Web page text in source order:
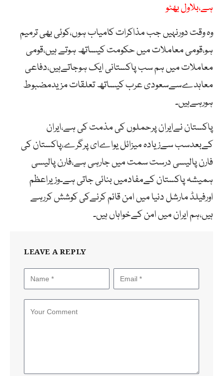
ہے،بلاول بھٹو
وہ وقت دورنہیں جب مذاکرات کامیاب ہوں،کوئی بھی ترمیم
ہو،قومی معاملات میں حکومت کیساتھ ہوتے ہیں،قومی
معاملات میں ہم سب پاکستانی ایک ہوجاتےہیں،دفاعی
معاہدےسےسعودی عرب کیساتھ تعلقات مزیدمضبوط
ہورہےہیں۔
پاکستان نےایران پرحملوں کی مذمت کی ہے،ایران
کےبعدسب سےزیادہ میزائل یواےای پرگرے،پاکستان کی
فارن پالیسی درست سمت میں جارہی ہے،فارن پالیسی
ہمیشہ پاکستان کےمفادمیں بنائی جاتی ہے۔وزیراعظم
اورفیلڈ مارشل دنیا میں امن قائم کرنےکی کوشش کررہے
ہیں،ہم ایران میں امن کےخواہاں ہیں۔
LEAVE A REPLY